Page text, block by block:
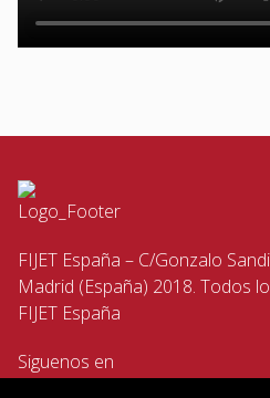
FIJET España – C/Gonzalo
Madrid (España) 2018. Todos
FIJET España
Siguenos en